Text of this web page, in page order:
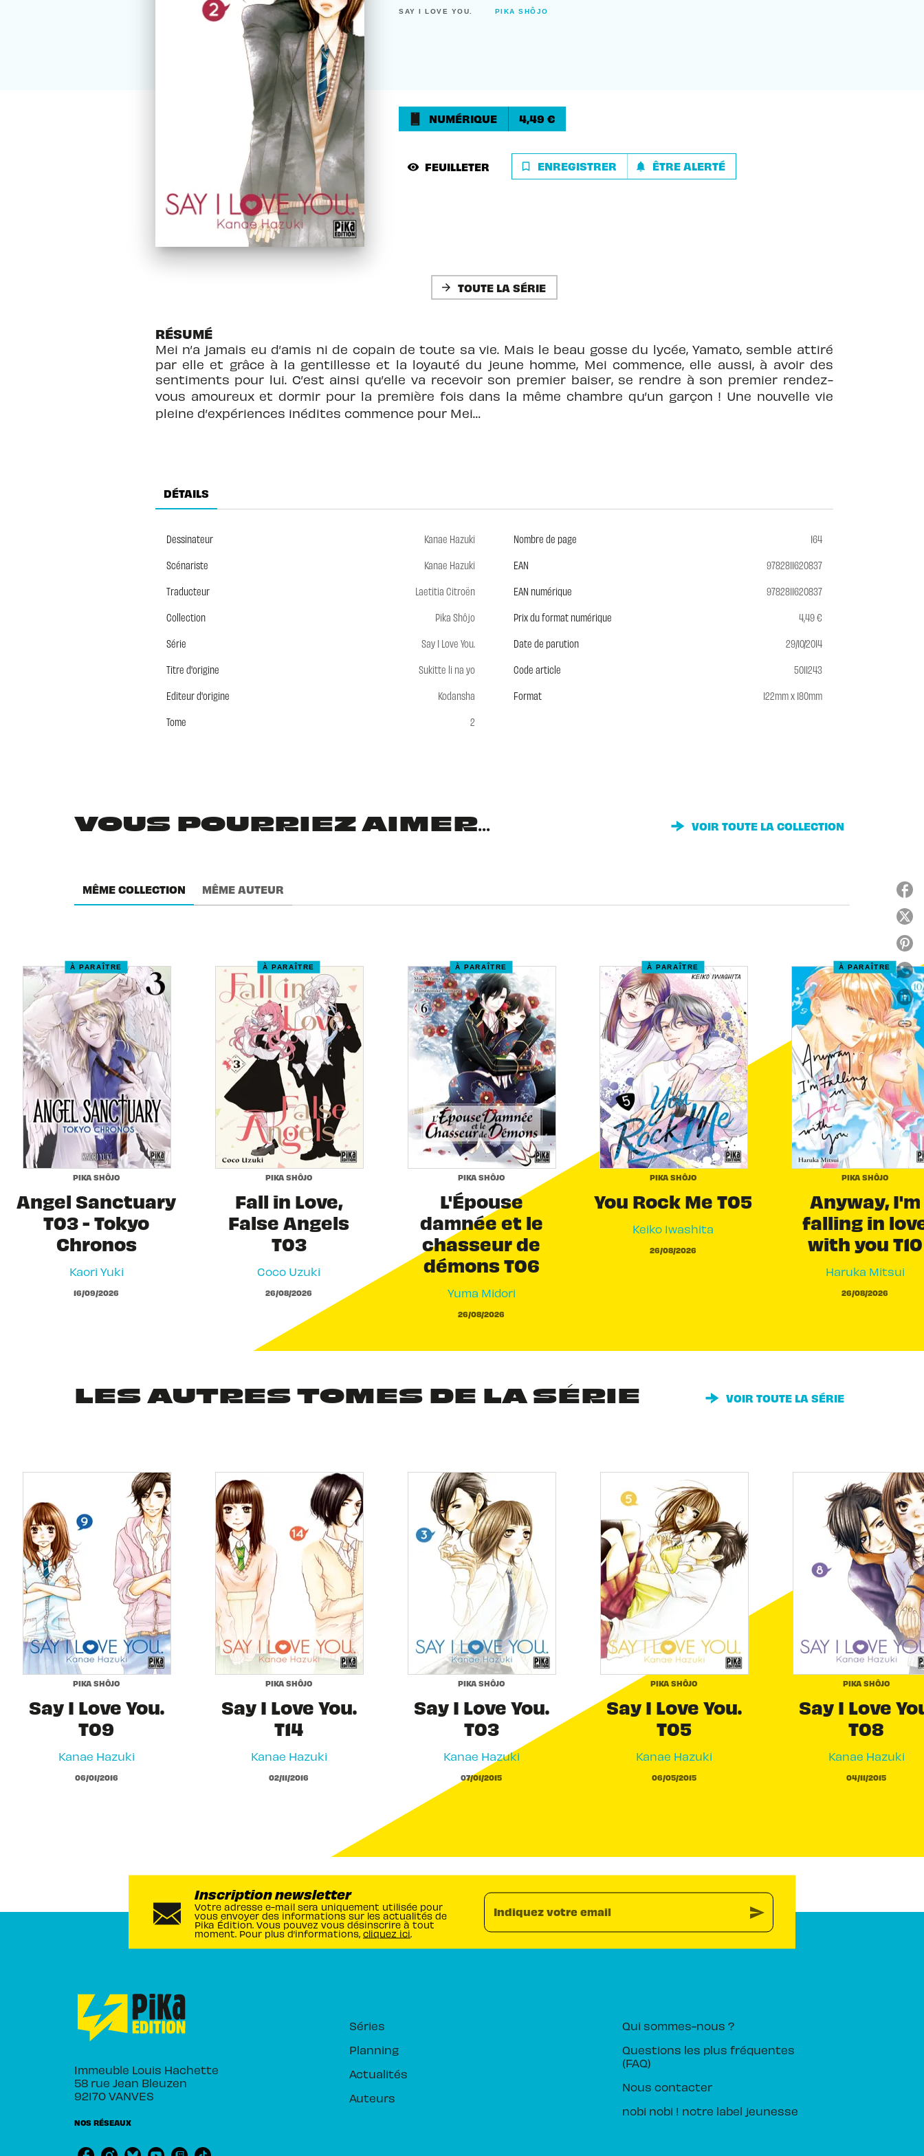
SAY I LOVE YOU. PIKA SHÔJO
NUMÉRIQUE 4,49 €
visibility FEUILLETER bookmark_border ENREGISTRER notifications ÊTRE ALERTÉ
arrow_forward TOUTE LA SÉRIE
RÉSUMÉ
Mei n’a jamais eu d’amis ni de copain de toute sa vie. Mais le beau gosse du lycée, Yamato, semble attiré
par elle et grâce à la gentillesse et la loyauté du jeune homme, Mei commence, elle aussi, à avoir des
sentiments pour lui. C’est ainsi qu’elle va recevoir son premier baiser, se rendre à son premier rendez-
vous amoureux et dormir pour la première fois dans la même chambre qu’un garçon ! Une nouvelle vie
pleine d’expériences inédites commence pour Mei…
DÉTAILS
Dessinateur
Kanae Hazuki
Scénariste
Kanae Hazuki
Traducteur
Laetitia Citroën
Collection
Pika Shôjo
Série
Say I Love You.
Titre d'origine
Sukitte li na yo
Editeur d'origine
Kodansha
Tome
2
Nombre de page
164
EAN
9782811620837
EAN numérique
9782811620837
Prix du format numérique
4,49 €
Date de parution
29/10/2014
Code article
5011243
Format
122mm x 180mm
VOUS POURRIEZ AIMER... VOIR TOUTE LA COLLECTION
MÊME COLLECTION MÊME AUTEUR
À PARAÎTRE
PIKA SHÔJO
Angel Sanctuary
T03 - Tokyo
Chronos
Kaori Yuki
16/09/2026
À PARAÎTRE
PIKA SHÔJO
Fall in Love,
False Angels
T03
Coco Uzuki
26/08/2026
À PARAÎTRE
PIKA SHÔJO
L'Épouse
damnée et le
chasseur de
démons T06
Yuma Midori
26/08/2026
À PARAÎTRE
PIKA SHÔJO
You Rock Me T05
Keiko Iwashita
26/08/2026
À PARAÎTRE
PIKA SHÔJO
Anyway, I'm
falling in
with you T10
Haruka Mitsui
26/08/2026
LES AUTRES TOMES DE LA SÉRIE VOIR TOUTE LA SÉRIE
PIKA SHÔJO
Say I Love You.
T09
Kanae Hazuki
06/01/2016
PIKA SHÔJO
Say I Love You.
T14
Kanae Hazuki
02/11/2016
PIKA SHÔJO
Say I Love You.
T03
Kanae Hazuki
07/01/2015
PIKA SHÔJO
Say I Love You.
T05
Kanae Hazuki
06/05/2015
PIKA SHÔJO
Say I Love
T08
Kanae Hazuki
04/11/2015
link
Inscription newsletter
Votre adresse e-mail sera uniquement utilisée pour
vous envoyer des informations sur les actualités de
Pika Édition. Vous pouvez vous désinscrire à tout
moment. Pour plus d’informations, cliquez ici.
Indiquez votre email send
Immeuble Louis Hachette
58 rue Jean Bleuzen
92170 VANVES
NOS RÉSEAUX
Séries
Planning
Actualités
Auteurs
Qui sommes-nous ?
Questions les plus fréquentes
(FAQ)
Nous contacter
nobi nobi ! notre label jeunesse